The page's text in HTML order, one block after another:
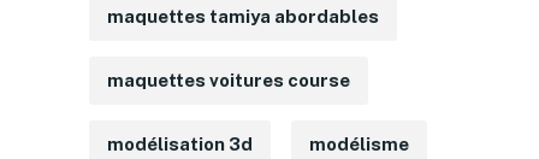
maquettes tamiya abordables
maquettes voitures course
modélisation 3d modélisme